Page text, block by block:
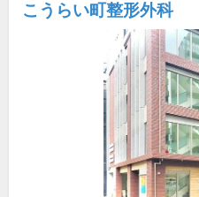
こうらい町整形外科